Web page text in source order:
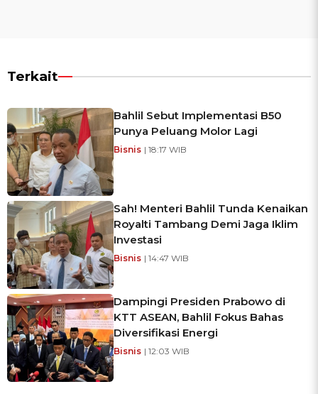
Terkait
Bahlil Sebut Implementasi B50
Punya Peluang Molor Lagi
Bisnis | 18:17 WIB
Sah! Menteri Bahlil Tunda Kenaikan
Royalti Tambang Demi Jaga Iklim
Investasi
Bisnis | 14:47 WIB
Dampingi Presiden Prabowo di
KTT ASEAN, Bahlil Fokus Bahas
Diversifikasi Energi
Bisnis | 12:03 WIB